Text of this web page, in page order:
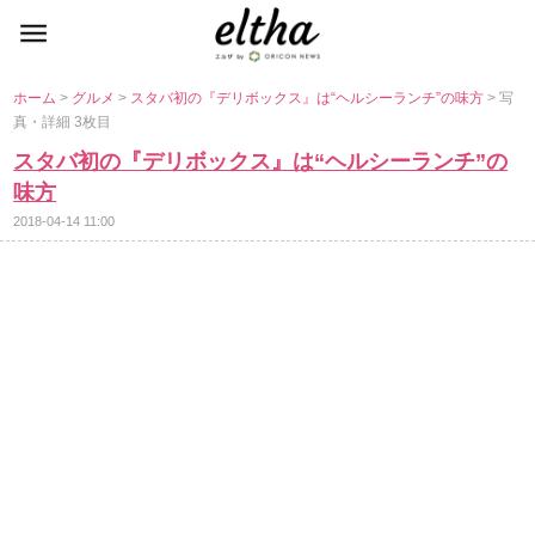
ホーム> グルメ> スタバ初の『デリボックス』は“ヘルシーランチ”の味方> 写
真・詳細 3枚目
スタバ初の『デリボックス』は“ヘルシーランチ”の
味方
2018-04-14 11:00